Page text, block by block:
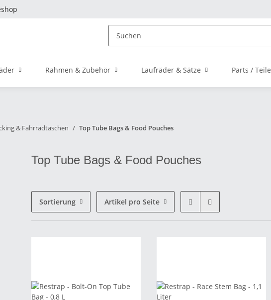
Rahmen & Zubehör Laufräder & Sätze Parts / Teile
& Fahrradtaschen Top Tube Bags & Food Pouches
Top Tube Bags & Food Pouches
Sortierung Artikel pro Seite